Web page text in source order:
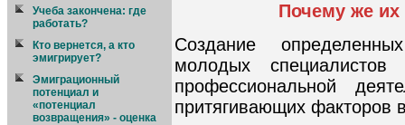
Учеба закончена: где
работать?
Кто вернется, а кто
эмигрирует?
Эмиграционный
потенциал и
«потенциал
возвращения» - оценка
Почему же их
Создание
молодых
профессиональной
притягивающих факторов